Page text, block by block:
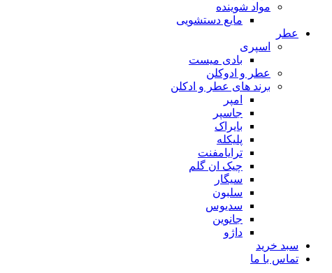
مواد شوینده
مایع دستشویی
عطر
اسپری
بادی میست
عطر و ادوکلن
برند های عطر و ادکلن
امپر
جاسپر
بایراک
پلیکله
ترایامفنت
چیک ان گلم
سیگار
سلبون
سدیوس
جانوین
داژو
سبد خرید
تماس با ما